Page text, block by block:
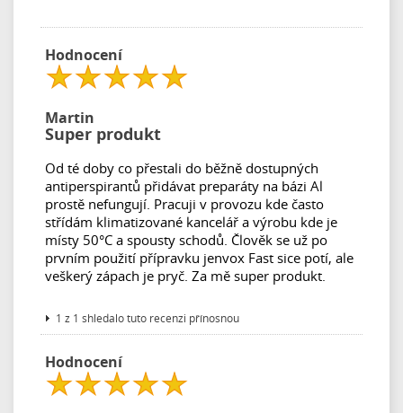
Hodnocení
Martin
Super produkt
Od té doby co přestali do běžně dostupných
antiperspirantů přidávat preparáty na bázi Al
prostě nefungují. Pracuji v provozu kde často
střídám klimatizované kancelář a výrobu kde je
místy 50°C a spousty schodů. Člověk se už po
prvním použití přípravku jenvox Fast sice potí, ale
veškerý zápach je pryč. Za mě super produkt.
1 z 1 shledalo tuto recenzi přínosnou
Hodnocení